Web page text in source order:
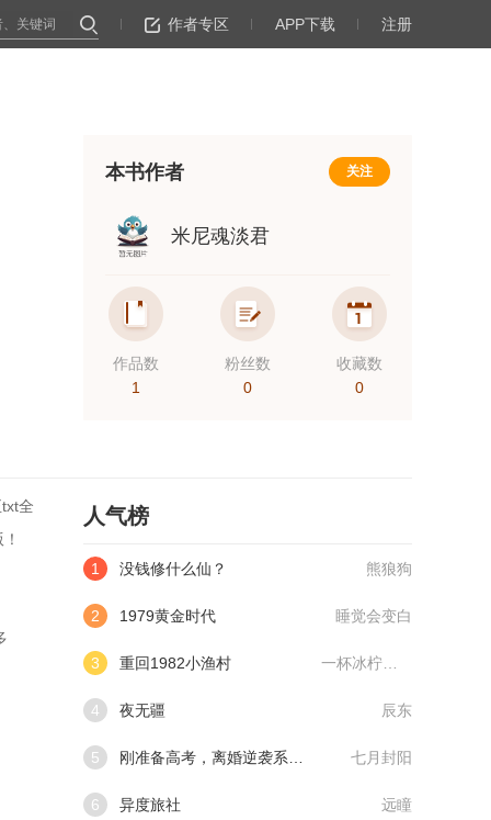
作者专区 APP下载 注册
本书作者 关注
米尼魂淡君
作品数
1
粉丝数
0
收藏数
0
全
人气榜
1 没钱修什么仙？ 熊狼狗
2 1979黄金时代 睡觉会变白
3 重回1982小渔村
4 夜无疆 辰东
5 七月封阳
6 异度旅社 远瞳